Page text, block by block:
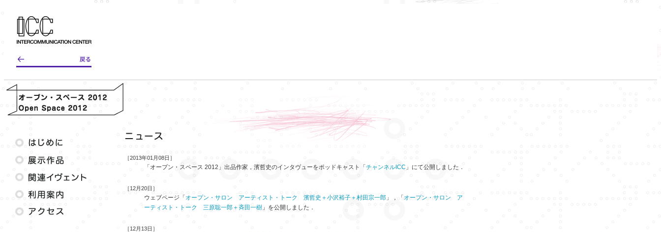
［2013年01月08日］
「オープン・スペース 2012」出品作家，濱哲史のインタヴューをポッドキャスト「 チャンネルICC 」にて公開しました．
［12月20日］
ウェブページ「 オープン・サロン アーティスト・トーク 濱哲史＋小沢裕子＋村田宗一郎 」，「 オープン・サロン ア
ーティスト・トーク 三原聡一郎＋斉田一樹 」を公開しました．
［12月13日］